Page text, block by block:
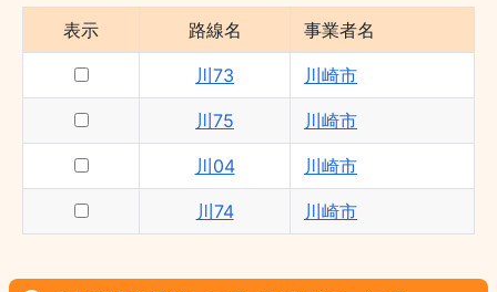
表示 路線名 事業者名
川73 川崎市
川75 川崎市
川04 川崎市
川74 川崎市